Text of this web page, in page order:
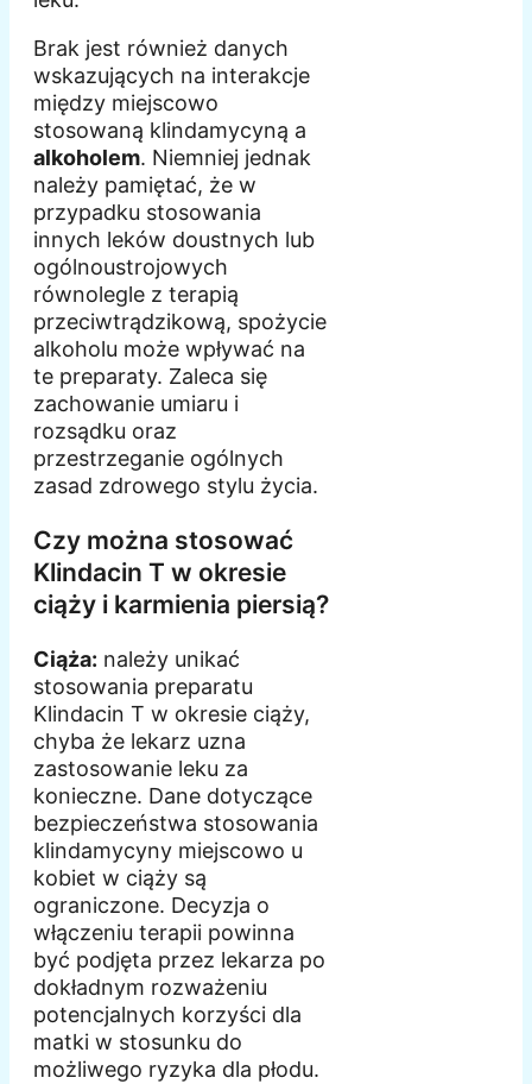
Brak jest również danych
wskazujących na interakcje
między miejscowo
stosowaną klindamycyną a
alkoholem. Niemniej jednak
należy pamiętać, że w
przypadku stosowania
innych leków doustnych lub
ogólnoustrojowych
równolegle z terapią
przeciwtrądzikową, spożycie
alkoholu może wpływać na
te preparaty. Zaleca się
zachowanie umiaru i
rozsądku oraz
przestrzeganie ogólnych
zasad zdrowego stylu życia.
Czy można stosować
Klindacin T w okresie
ciąży i karmienia piersią?
Ciąża: należy unikać
stosowania preparatu
Klindacin T w okresie ciąży,
chyba że lekarz uzna
zastosowanie leku za
konieczne. Dane dotyczące
bezpieczeństwa stosowania
klindamycyny miejscowo u
kobiet w ciąży są
ograniczone. Decyzja o
włączeniu terapii powinna
być podjęta przez lekarza po
dokładnym rozważeniu
potencjalnych korzyści dla
matki w stosunku do
możliwego ryzyka dla płodu.